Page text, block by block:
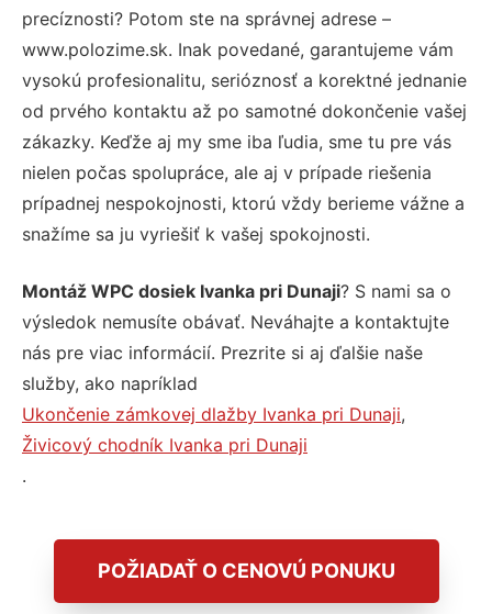
precíznosti? Potom ste na správnej adrese –
www.polozime.sk. Inak povedané, garantujeme vám
vysokú profesionalitu, serióznosť a korektné jednanie
od prvého kontaktu až po samotné dokončenie vašej
zákazky. Keďže aj my sme iba ľudia, sme tu pre vás
nielen počas spolupráce, ale aj v prípade riešenia
prípadnej nespokojnosti, ktorú vždy berieme vážne a
snažíme sa ju vyriešiť k vašej spokojnosti.
Montáž WPC dosiek Ivanka pri Dunaji? S nami sa o
výsledok nemusíte obávať. Neváhajte a kontaktujte
nás pre viac informácií. Prezrite si aj ďalšie naše
služby, ako napríklad
Ukončenie zámkovej dlažby Ivanka pri Dunaji,
Živicový chodník Ivanka pri Dunaji
.
POŽIADAŤ O CENOVÚ PONUKU